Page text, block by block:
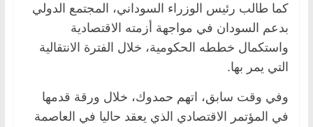
كما طالب رئيس الوزراء السوداني، المجتمع الدولي
بدعم السودان في مواجهة أزمته الاقتصادية
واستكمال خططه الحكومية، خلال الفترة الانتقالية
التي يمر بها.
وفي وقت سابق، اتهم حمدوك، خلال ورقة قدمها
في المؤتمر الاقتصادي الذي يعقد حاليا في العاصمة